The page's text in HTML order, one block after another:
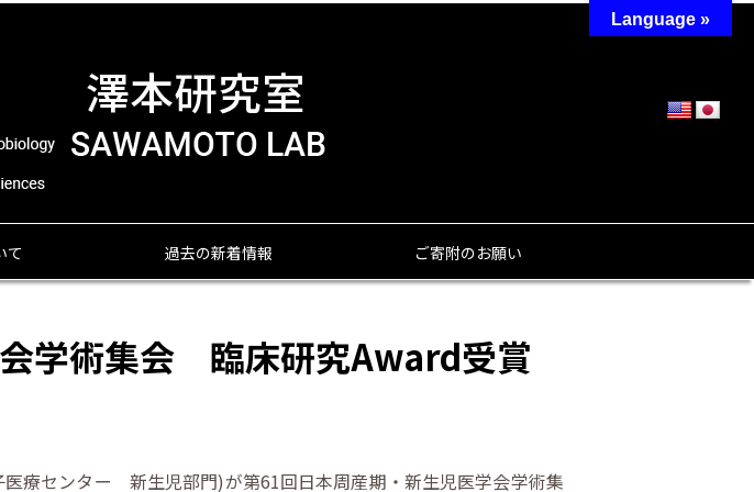
て 過去の新着情報 ご寄附のお願い
学術集会 臨床研究Award受賞
療センター 新生児部門)が第61回日本周産期・新生児医学会学術集
Language »